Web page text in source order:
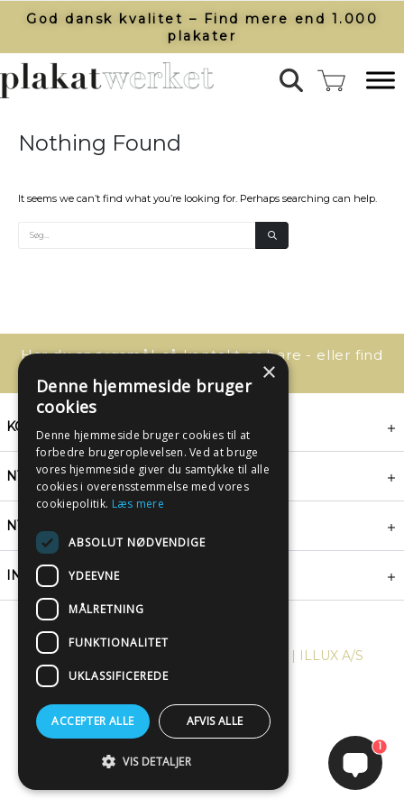
God dansk kvalitet – Find mere end 1.000
plakater​
Nothing Found
It seems we can’t find what you’re looking for. Perhaps searching can help.
Har du spørgsmål, så kontakt os bare - eller find
KONTAKT
NYHEDSBREV
NYTTIGE LINKS
INSPIRATION
COPYRIGHT © 2024, PLAKATWERKET | ILLUX A/S
1
×
Denne hjemmeside bruger
cookies
Denne hjemmeside bruger cookies til at
forbedre brugeroplevelsen. Ved at bruge
vores hjemmeside giver du samtykke til alle
cookies i overensstemmelse med vores
cookiepolitik. Læs mere
ABSOLUT NØDVENDIGE
YDEEVNE
MÅLRETNING
FUNKTIONALITET
UKLASSIFICEREDE
ACCEPTER ALLE AFVIS ALLE
VIS DETALJER